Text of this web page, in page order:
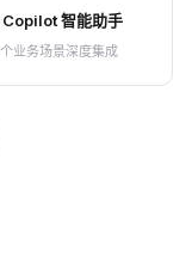
智能助手
业务场景深度集成